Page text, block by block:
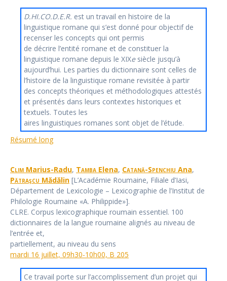
D.HI.CO.D.E.R. est un travail en histoire de la
linguistique romane qui s’est donné pour objectif de
recenser les concepts qui ont permis
de décrire l’entité romane et de constituer la
linguistique romane depuis le XIXesiècle jusqu’à
aujourd’hui. Les parties du dictionnaire sont celles de
l’histoire de la linguistique romane revisitée à partir
des concepts théoriques et méthodologiques attestés
et présentés dans leurs contextes historiques et
textuels. Toutes les
aires linguistiques romanes sont objet de l’étude.
Résumé long
Clim Marius-Radu, Tamba Elena, Catană-Spenchiu Ana,
Pătraşcu Mădălin [L’Académie Roumaine, Filiale d’Iasi,
Département de Lexicologie – Lexicographie de l’Institut de
Philologie Roumaine «A. Philippide»].
CLRE. Corpus lexicographique roumain essentiel. 100
dictionnaires de la langue roumaine alignés au niveau de
l’entrée et,
partiellement, au niveau du sens
mardi 16 juillet, 09h30-10h00, B 205
Ce travail porte sur l’accomplissement d’un projet qui